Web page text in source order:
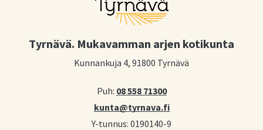
Tyrnävä. Mukavamman arjen kotikunta
Kunnankuja 4, 91800 Tyrnävä
Puh: 08 558 71300
kunta@tyrnava.fi
Y-tunnus: 0190140-9